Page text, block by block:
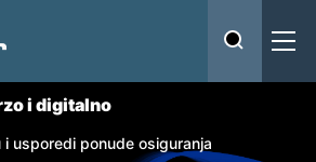
i digitalno
i usporedi ponude osiguranja